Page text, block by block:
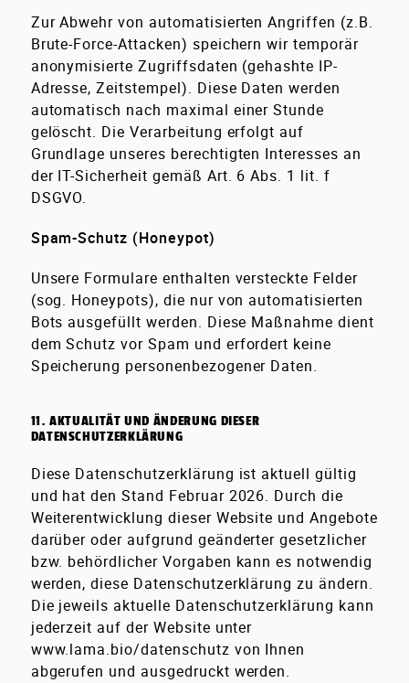
Zur Abwehr von automatisierten Angriffen (z.B.
Brute-Force-Attacken) speichern wir temporär
anonymisierte Zugriffsdaten (gehashte IP-
Adresse, Zeitstempel). Diese Daten werden
automatisch nach maximal einer Stunde
gelöscht. Die Verarbeitung erfolgt auf
Grundlage unseres berechtigten Interesses an
der IT-Sicherheit gemäß Art. 6 Abs. 1 lit. f
DSGVO.
Spam-Schutz (Honeypot)
Unsere Formulare enthalten versteckte Felder
(sog. Honeypots), die nur von automatisierten
Bots ausgefüllt werden. Diese Maßnahme dient
dem Schutz vor Spam und erfordert keine
Speicherung personenbezogener Daten.
11. AKTUALITÄT UND ÄNDERUNG DIESER
DATENSCHUTZERKLÄRUNG
Diese Datenschutzerklärung ist aktuell gültig
und hat den Stand Februar 2026. Durch die
Weiterentwicklung dieser Website und Angebote
darüber oder aufgrund geänderter gesetzlicher
bzw. behördlicher Vorgaben kann es notwendig
werden, diese Datenschutzerklärung zu ändern.
Die jeweils aktuelle Datenschutzerklärung kann
jederzeit auf der Website unter
www.lama.bio/datenschutz von Ihnen
abgerufen und ausgedruckt werden.